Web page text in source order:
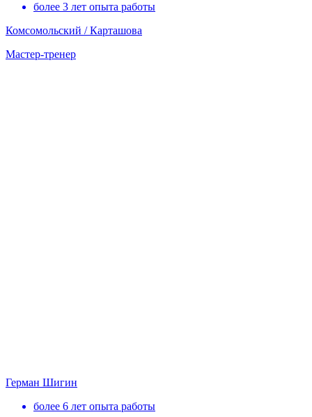
более 3 лет опыта работы
Комсомольский / Карташова
Мастер-тренер
Герман Шигин
более 6 лет опыта работы